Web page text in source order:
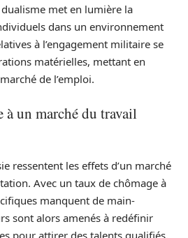
met en lumière la
dans un environnement
à l’engagement militaire se
matérielles, mettant en
de l’emploi.
à un marché du travail
ressentent les effets d’un marché
Avec un taux de chômage à
manquent de main-
sont alors amenés à redéfinir